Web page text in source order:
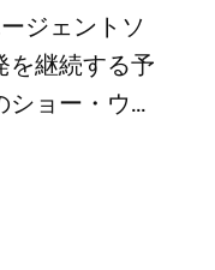
ジェントソ
を継続する予
ョー・ウォ
クンとその